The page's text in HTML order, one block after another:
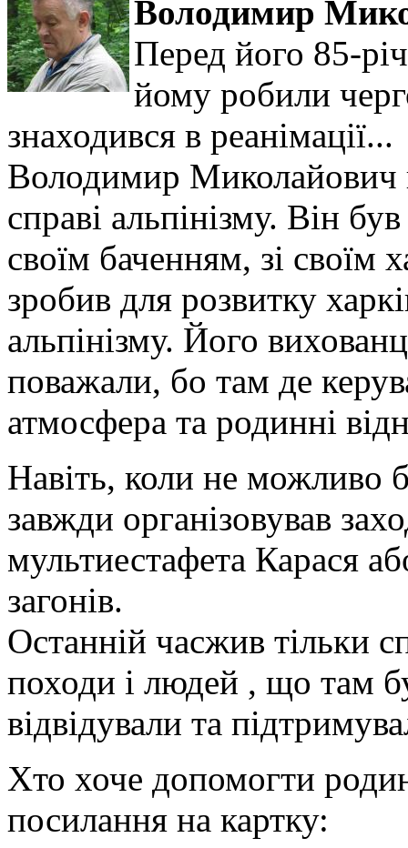
Володимир
Перед його 85-
йому робили
знаходився в реанімації...
Володимир Миколайович
справі альпінізму. Він
своїм баченням, зі своїм
зробив для розвитку
альпінізму. Його
поважали, бо там де
атмосфера та родинні
Навіть, коли не можливо
завжди організовував
мультиестафета Карася
загонів.
Останній часжив тільки
походи і людей , що там
відвідували та
Хто хоче допомогти
посилання на картку: